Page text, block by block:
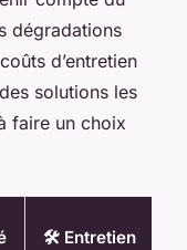
dégradations
d’entretien
solutions les
faire un choix
🛠️ Entretien